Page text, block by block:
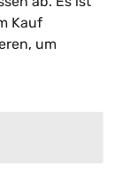
Kauf
um